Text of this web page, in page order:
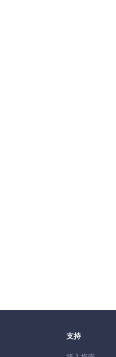
支持